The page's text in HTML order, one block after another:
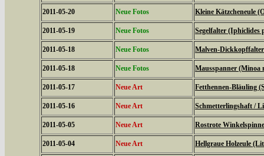
2011-05-20 Neue Fotos Kleine Kätzcheneule
2011-05-19 Neue Fotos Segelfalter (Iphiclides
2011-05-18 Neue Fotos Malven-
2011-05-18 Neue Fotos Mausspanner (Minoa
2011-05-17 Neue Art Fetthennen-Bläuling
2011-05-16 Neue Art Schmetterlingshaft /
2011-05-05 Neue Art Rostrote
2011-05-04 Neue Art Hellgraue Holzeule